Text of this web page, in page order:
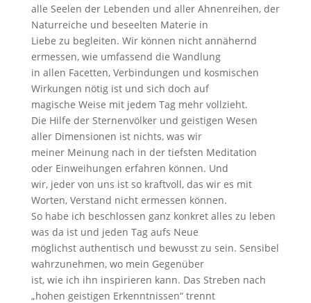
alle Seelen der Lebenden und aller Ahnenreihen, der
Naturreiche und beseelten Materie in
Liebe zu begleiten. Wir können nicht annähernd
ermessen, wie umfassend die Wandlung
in allen Facetten, Verbindungen und kosmischen
Wirkungen nötig ist und sich doch auf
magische Weise mit jedem Tag mehr vollzieht.
Die Hilfe der Sternenvölker und geistigen Wesen
aller Dimensionen ist nichts, was wir
meiner Meinung nach in der tiefsten Meditation
oder Einweihungen erfahren können. Und
wir, jeder von uns ist so kraftvoll, das wir es mit
Worten, Verstand nicht ermessen können.
So habe ich beschlossen ganz konkret alles zu leben
was da ist und jeden Tag aufs Neue
möglichst authentisch und bewusst zu sein. Sensibel
wahrzunehmen, wo mein Gegenüber
ist, wie ich ihn inspirieren kann. Das Streben nach
„hohen geistigen Erkenntnissen“ trennt